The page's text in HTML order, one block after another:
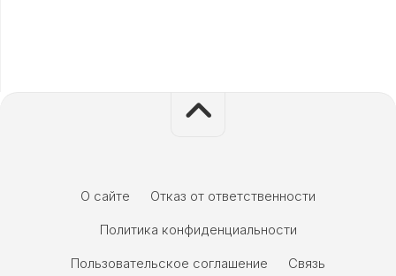
О сайте
Отказ от ответственности
Политика конфиденциальности
Пользовательское соглашение
Связь